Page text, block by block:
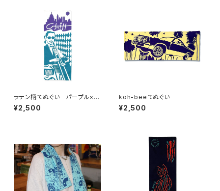
ラテン柄てぬぐい パープル×エ
メラルド
¥2,500
koh-beeてぬぐい
¥2,500